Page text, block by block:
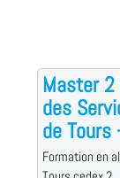
Master 2
des
de Tours
Formation en